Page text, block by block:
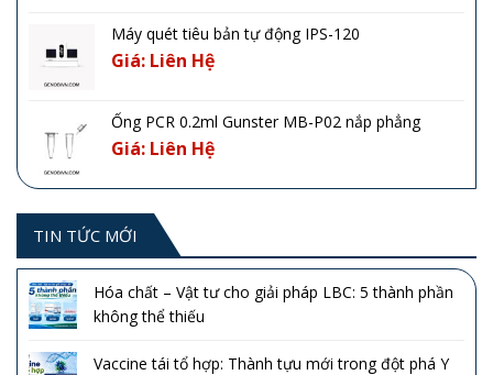
Máy quét tiêu bản tự động IPS-120
Giá: Liên Hệ
Ống PCR 0.2ml Gunster MB-P02 nắp phẳng
Giá: Liên Hệ
TIN TỨC MỚI
Hóa chất – Vật tư cho giải pháp LBC: 5 thành phần
không thể thiếu
Vaccine tái tổ hợp: Thành tựu mới trong đột phá Y